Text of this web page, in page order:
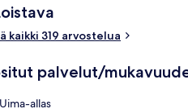
10.
kaikki 319 arvostelua
palvelut/
Uima-allas